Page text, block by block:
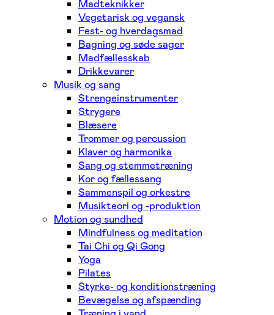
Madteknikker
Vegetarisk og vegansk
Fest- og hverdagsmad
Bagning og søde sager
Madfællesskab
Drikkevarer
Musik og sang
Strengeinstrumenter
Strygere
Blæsere
Trommer og percussion
Klaver og harmonika
Sang og stemmetræning
Kor og fællessang
Sammenspil og orkestre
Musikteori og -produktion
Motion og sundhed
Mindfulness og meditation
Tai Chi og Qi Gong
Yoga
Pilates
Styrke- og konditionstræning
Bevægelse og afspænding